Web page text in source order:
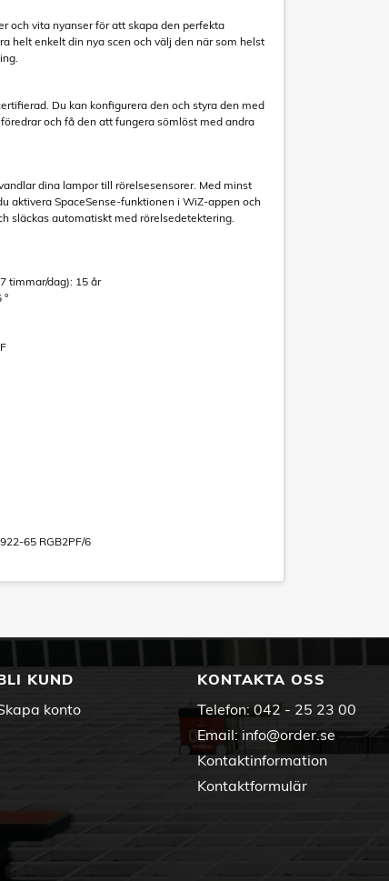
och vita nyanser för att skapa den perfekta
helt enkelt din nya scen och välj den när som helst
Du kan konfigurera den och styra den med
och få den att fungera sömlöst med andra
dina lampor till rörelsesensorer. Med minst
aktivera SpaceSense-funktionen i WiZ-appen och
släckas automatiskt med rörelsedetektering.
timmar/dag): 15 år
°
65 RGB2PF/6
KUND
konto
KONTAKTA OSS
Telefon: 042 - 25 23 00
Email: info@order.se
Kontaktinformation
Kontaktformulär